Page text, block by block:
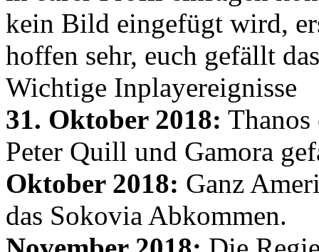
kein Bild eingefügt wird,
hoffen sehr, euch gefällt
Wichtige Inplayereignisse
31. Oktober 2018:
Peter Quill und Gamora
Oktober 2018: Ganz
das Sokovia Abkommen.